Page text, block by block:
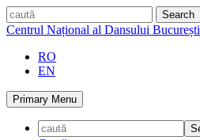
Skip
to
caută
Centrul Național al Dansului București
RO
EN
Primary Menu